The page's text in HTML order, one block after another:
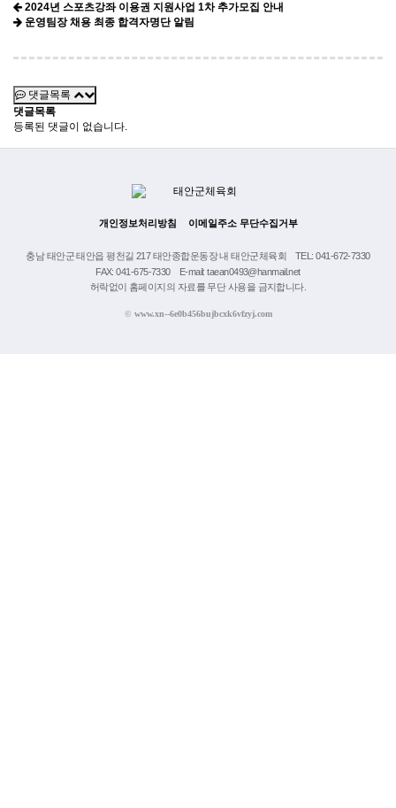
2024년 스포츠강좌 이용권 지원사업 1차 추가모집 안내
운영팀장 채용 최종 합격자명단 알림
댓글목록
댓글목록
등록된 댓글이 없습니다.
개인정보처리방침 이메일주소 무단수집거부
충남 태안군 태안읍 평천길 217 태안종합운동장 내 태안군체육회
TEL: 041-672-7330
FAX: 041-675-7330
E-mail: taean0493@hanmail.net
허락없이 홈페이지의 자료를 무단 사용을 금지합니다.
© www.xn--6e0b456bujbcxk6vfzyj.com